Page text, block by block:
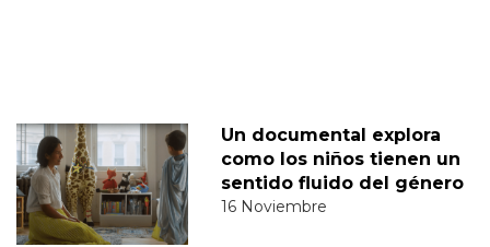
Un documental explora
como los niños tienen un
sentido fluido del género
16 Noviembre